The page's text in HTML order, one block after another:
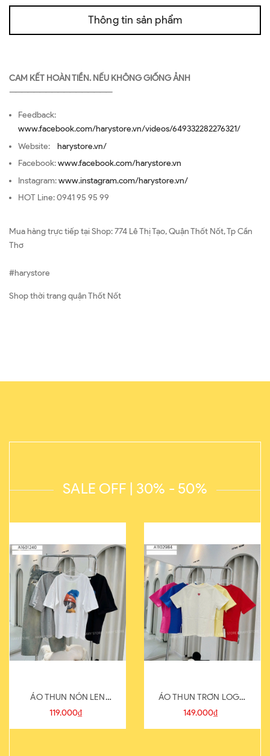
Thông tin sản phẩm
CAM KẾT HOÀN TIỀN. NẾU KHÔNG GIỐNG ẢNH
—————————————————
Feedback:
www.facebook.com/harystore.vn/videos/649332282276321/
Website: harystore.vn/
Facebook:www.facebook.com/harystore.vn
Instagram:www.instagram.com/harystore.vn/
HOT Line: 0941 95 95 99
Mua hàng trực tiếp tại Shop: 774 Lê Thị Tạo, Quận Thốt Nốt, Tp Cần
Thơ
#harystore
Shop thời trang quận Thốt Nốt
SALE OFF | 30% - 50%
ÁO THUN NÓN LEN
821-1
119.000₫
ÁO THUN TRƠN LOGO
SAU
149.000₫